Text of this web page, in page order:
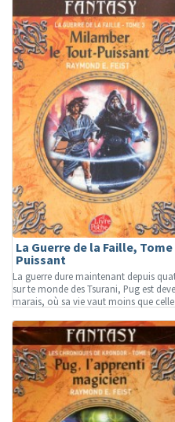
La Guerre de la Faille,
Puissant
La guerre dure maintenant depuis
sur te monde des Tsurani, Pug est
marais, où sa vie vaut moins que